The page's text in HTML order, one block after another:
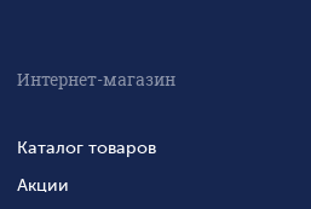
Интернет-магазин
Каталог товаров
Акции